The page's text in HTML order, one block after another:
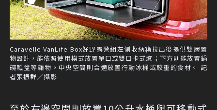
Caravelle VanLife Box好野露營組左側收納箱拉出後提供雙層置
物設計，能依照使用模式放置單口或雙口卡式爐；下方則能放置鍋
碗瓢盆等雜物。中央空間則合適放置行動冰桶或較重的食材。 記
者張振群／攝影